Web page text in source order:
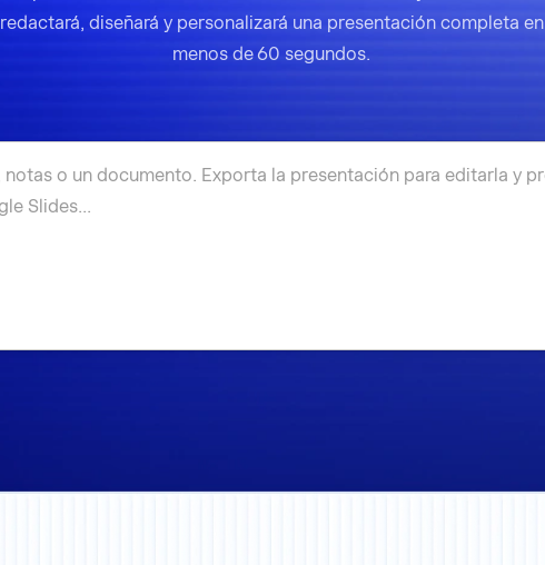
redactará, diseñará y personalizará una presentación completa en
menos de 60 segundos.